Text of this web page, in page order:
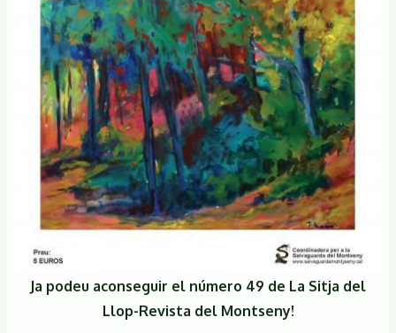
Ja podeu aconseguir el número 49 de La Sitja del
Llop-Revista del Montseny!